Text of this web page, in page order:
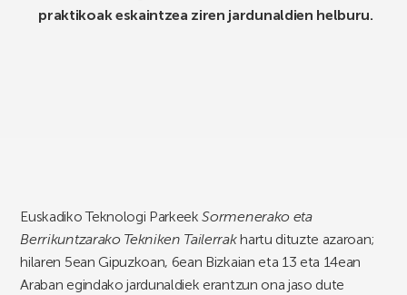
praktikoak eskaintzea ziren jardunaldien helburu.
Euskadiko Teknologi ParkeekSormenerako eta
Berrikuntzarako Tekniken Tailerrakhartu dituzte azaroan;
hilaren 5ean Gipuzkoan, 6ean Bizkaian eta 13 eta 14ean
Araban egindako jardunaldiek erantzun ona jaso dute